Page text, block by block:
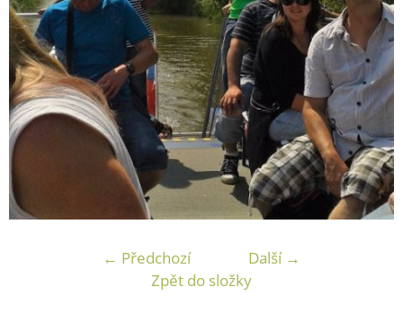
← Předchozí
Další →
Zpět do složky